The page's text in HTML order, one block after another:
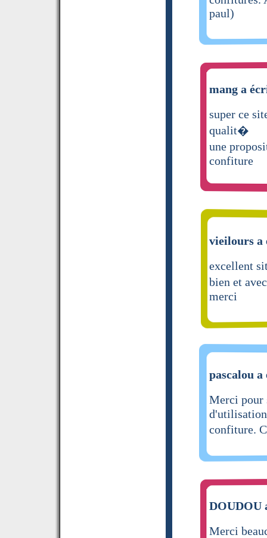
paul)
mang a
super ce
qualit�
une
confiture
vieilours
excellent
bien et
merci
pascalou
Merci pour
confiture.
DOUDOU
Merci